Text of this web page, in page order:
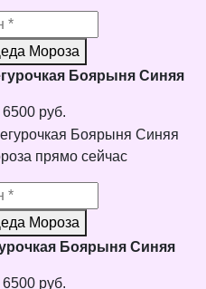
Мороза
Боярыня Синяя
6500 руб.
прямо сейчас
Мороза
Боярыня Синяя
6500 руб.